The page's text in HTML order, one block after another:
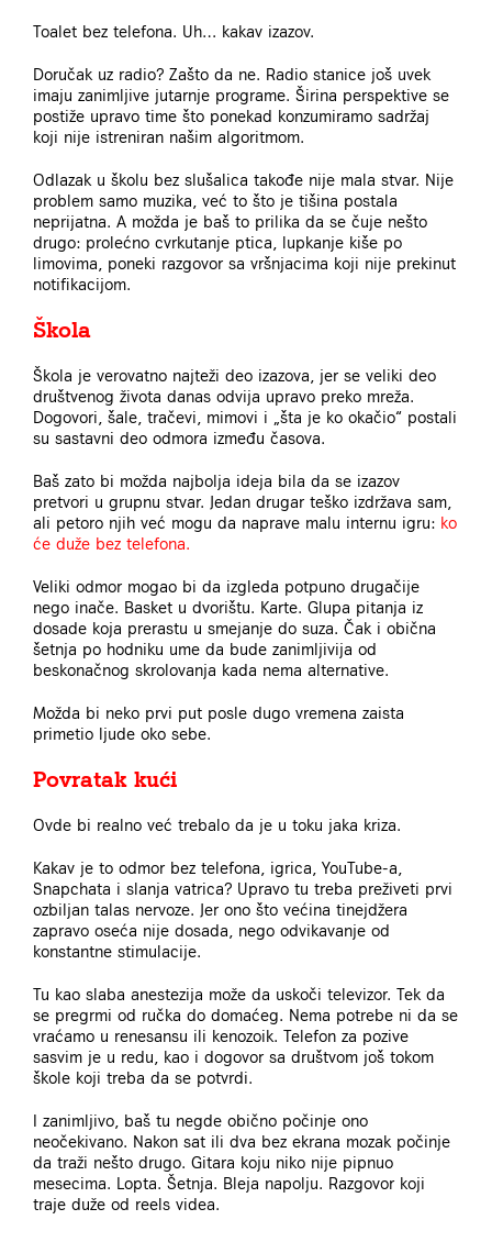
Toalet bez telefona. Uh… kakav izazov.
Doručak uz radio? Zašto da ne. Radio stanice još uvek
imaju zanimljive jutarnje programe. Širina perspektive se
postiže upravo time što ponekad konzumiramo sadržaj
koji nije istreniran našim algoritmom.
Odlazak u školu bez slušalica takođe nije mala stvar. Nije
problem samo muzika, već to što je tišina postala
neprijatna. A možda je baš to prilika da se čuje nešto
drugo: prolećno cvrkutanje ptica, lupkanje kiše po
limovima, poneki razgovor sa vršnjacima koji nije prekinut
notifikacijom.
Škola
Škola je verovatno najteži deo izazova, jer se veliki deo
društvenog života danas odvija upravo preko mreža.
Dogovori, šale, tračevi, mimovi i „šta je ko okačio“ postali
su sastavni deo odmora između časova.
Baš zato bi možda najbolja ideja bila da se izazov
pretvori u grupnu stvar. Jedan drugar teško izdržava sam,
ali petoro njih već mogu da naprave malu internu igru: ko
će duže bez telefona.
Veliki odmor mogao bi da izgleda potpuno drugačije
nego inače. Basket u dvorištu. Karte. Glupa pitanja iz
dosade koja prerastu u smejanje do suza. Čak i obična
šetnja po hodniku ume da bude zanimljivija od
beskonačnog skrolovanja kada nema alternative.
Možda bi neko prvi put posle dugo vremena zaista
primetio ljude oko sebe.
Povratak kući
Ovde bi realno već trebalo da je u toku jaka kriza.
Kakav je to odmor bez telefona, igrica, YouTube-a,
Snapchata i slanja vatrica? Upravo tu treba preživeti prvi
ozbiljan talas nervoze. Jer ono što većina tinejdžera
zapravo oseća nije dosada, nego odvikavanje od
konstantne stimulacije.
Tu kao slaba anestezija može da uskoči televizor. Tek da
se pregrmi od ručka do domaćeg. Nema potrebe ni da se
vraćamo u renesansu ili kenozoik. Telefon za pozive
sasvim je u redu, kao i dogovor sa društvom još tokom
škole koji treba da se potvrdi.
I zanimljivo, baš tu negde obično počinje ono
neočekivano. Nakon sat ili dva bez ekrana mozak počinje
da traži nešto drugo. Gitara koju niko nije pipnuo
mesecima. Lopta. Šetnja. Bleja napolju. Razgovor koji
traje duže od reels videa.